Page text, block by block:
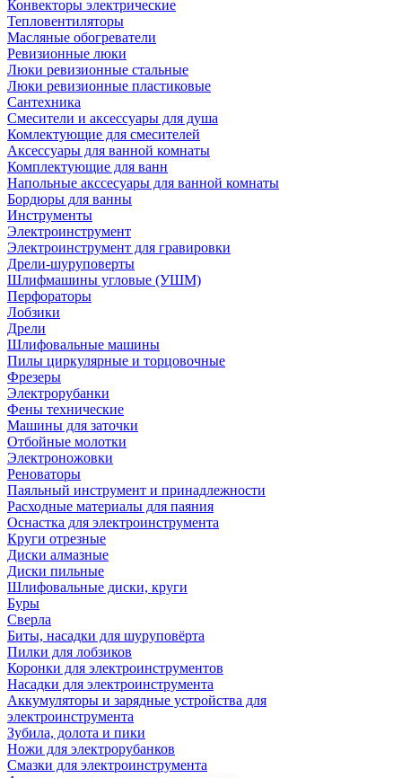
Конвекторы электрические
Тепловентиляторы
Масляные обогреватели
Ревизионные люки
Люки ревизионные стальные
Люки ревизионные пластиковые
Сантехника
Смесители и аксессуары для душа
Комлектующие для смесителей
Аксессуары для ванной комнаты
Комплектующие для ванн
Напольные акссесуары для ванной комнаты
Бордюры для ванны
Инструменты
Электроинструмент
Электроинструмент для гравировки
Дрели-шуруповерты
Шлифмашины угловые (УШМ)
Перфораторы
Лобзики
Дрели
Шлифовальные машины
Пилы циркулярные и торцовочные
Фрезеры
Электрорубанки
Фены технические
Машины для заточки
Отбойные молотки
Электроножовки
Реноваторы
Паяльный инструмент и принадлежности
Расходные материалы для паяния
Оснастка для электроинструмента
Круги отрезные
Диски алмазные
Диски пильные
Шлифовальные диски, круги
Буры
Сверла
Биты, насадки для шуруповёрта
Пилки для лобзиков
Коронки для электроинструментов
Насадки для электроинструмента
Аккумуляторы и зарядные устройства для
электроинструмента
Зубила, долота и пики
Ножи для электрорубанков
Смазки для электроинструмента